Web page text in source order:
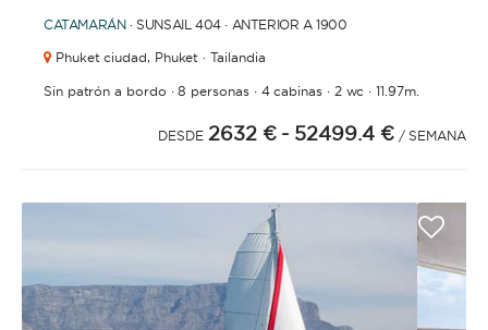
CATAMARÁN · SUNSAIL 404 · ANTERIOR A 1900
Phuket ciudad, Phuket · Tailandia
Sin patrón a bordo ·8 personas· 4 cabinas· 2 wc ·11.97m.
DESDE 2632 € - 52499.4 € / SEMANA